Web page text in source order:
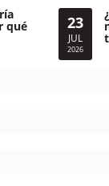
qué 23
JUL
2026